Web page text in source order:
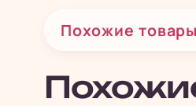
Похожие товары